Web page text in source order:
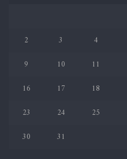
2
3 4
9
10 11
16
17 18
23
24 25
30
31